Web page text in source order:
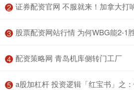
2 证券配资官网 不服就来！加拿大打响回应第一枪
3 股票配资网站行情 为何WBG能2-1胜
4 ​配资策略网 青岛机库侧转门工厂
5 ​a股加杠杆 投资逻辑「红宝书」之